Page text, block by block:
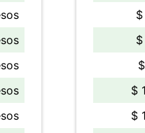
$
$